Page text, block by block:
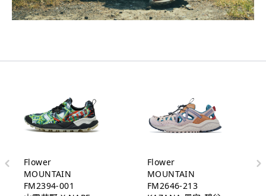
Flower
MOUNTAIN
FM2394-001
Flower
MOUNTAIN
FM2646-213